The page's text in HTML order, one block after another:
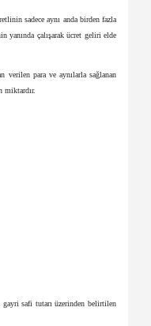
sadece aynı anda birden fazla
yanında çalışarak ücret geliri elde
verilen para ve aynılarla sağlanan
miktardır.
safi tutarı üzerinden belirtilen